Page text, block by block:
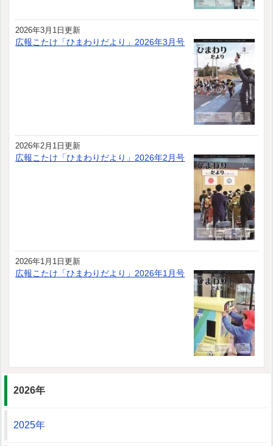
2026年3月1日更新
広報こたけ「ひまわりだより」2026年3月号
2026年2月1日更新
広報こたけ「ひまわりだより」2026年2月号
2026年1月1日更新
広報こたけ「ひまわりだより」2026年1月号
2026年
2025年